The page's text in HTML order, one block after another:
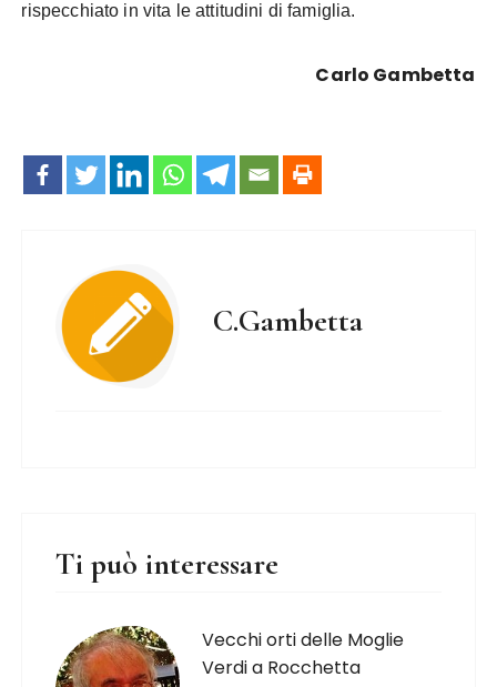
rispecchiato in vita le attitudini di famiglia.
Carlo Gambetta
C.Gambetta
Ti può interessare
Vecchi orti delle Moglie
Verdi a Rocchetta